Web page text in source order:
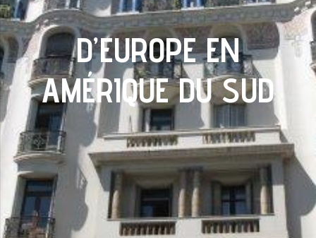
D’EUROPE EN
AMÉRIQUE DU SUD